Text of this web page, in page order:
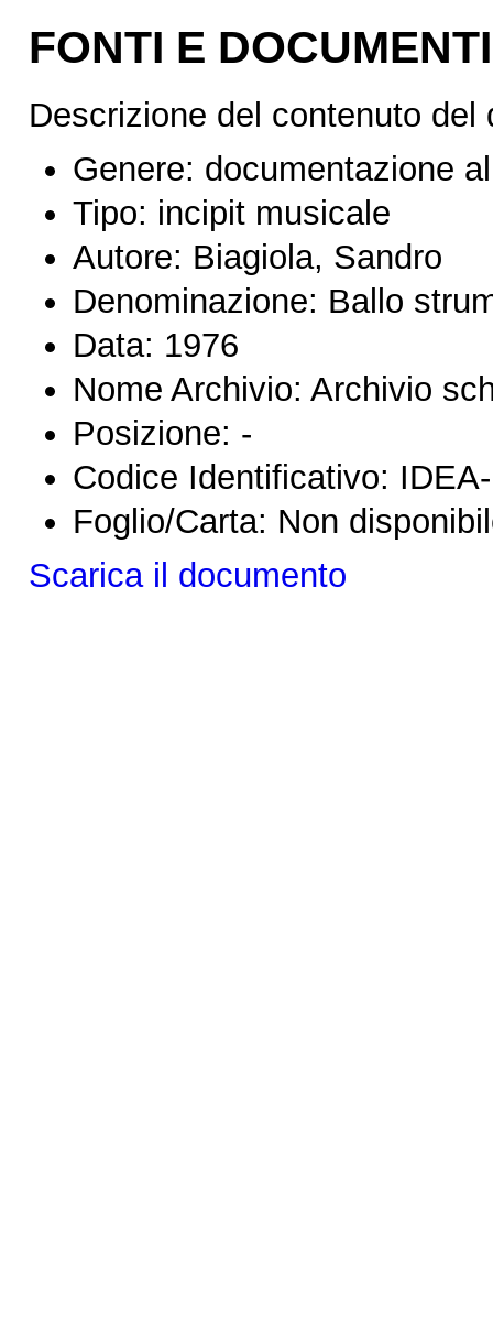
FONTI E DOCUMENTI
Descrizione del contenuto del
Genere: documentazione
Tipo: incipit musicale
Autore: Biagiola, Sandro
Denominazione: Ballo
Data: 1976
Nome Archivio: Archivio
Posizione: -
Codice Identificativo:
Foglio/Carta: Non
Scarica il documento